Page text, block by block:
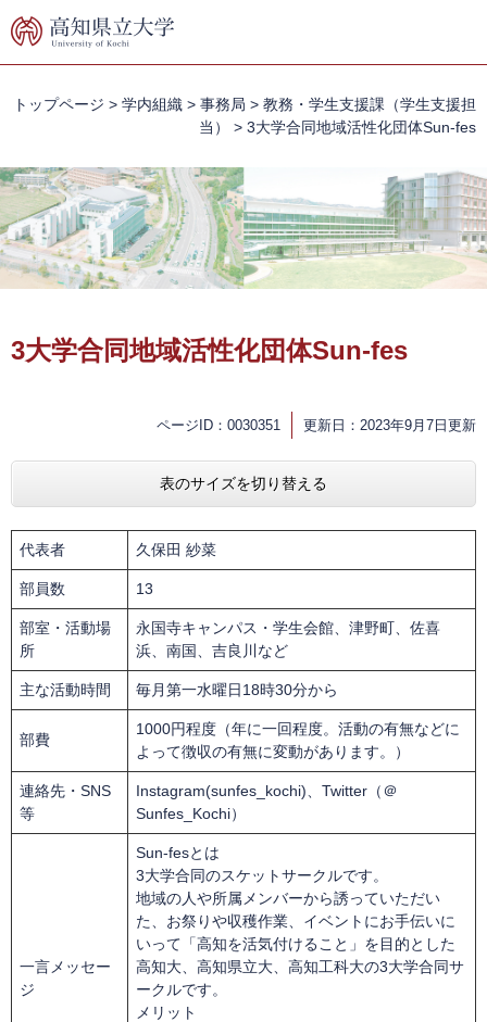
ー
す。
ニ
し
て
本
文
へ
トップページ > 学内組織 > 事務局 > 教務・学生支援課（学生支援担
当）
> 3大学合同地域活性化団体Sun-fes
文3大学合同地域活性化団体Sun-fes
ページID：0030351 更新日：2023年9月7日更新
表のサイズを切り替える
代表者 久保田 紗菜
部員数 13
部室・活動場
所
永国寺キャンパス・学生会館、津野町、佐喜
浜、南国、吉良川など
主な活動時間 毎月第一水曜日18時30分から
部費
1000円程度（年に一回程度。活動の有無などに
よって徴収の有無に変動があります。）
連絡先・SNS
等
Instagram(sunfes_kochi)、Twitter（＠
Sunfes_Kochi）
一言メッセー
ジ
Sun-fesとは
3大学合同のスケットサークルです。
地域の人や所属メンバーから誘っていただい
た、お祭りや収穫作業、イベントにお手伝いに
いって「高知を活気付けること」を目的とした
高知大、高知県立大、高知工科大の3大学合同サ
ークルです。
メリット